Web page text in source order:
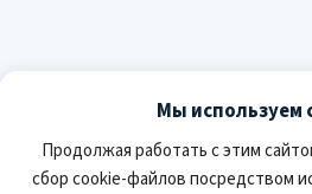
Мы используем
Продолжая работать с этим
сбор cookie-файлов посредством